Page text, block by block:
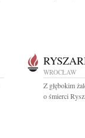
WROCŁAW
Z głębokim
o śmierci